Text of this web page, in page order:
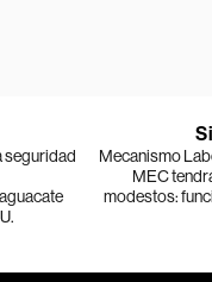
seguridad
Mecanismo
MEC
modestos: